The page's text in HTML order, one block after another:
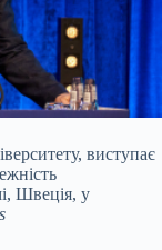
виступає
Швеція, у